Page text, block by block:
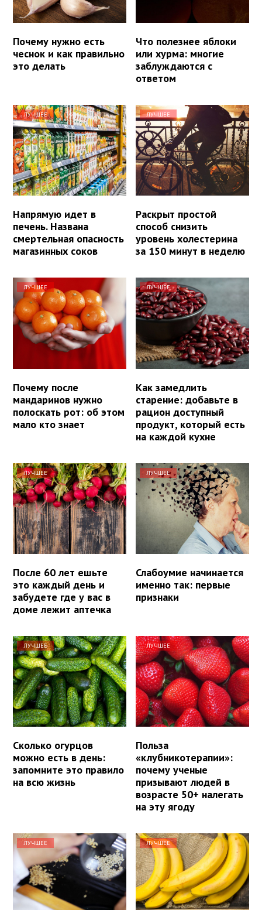
Почему нужно есть
чеснок и как правильно
это делать
Что полезнее яблоки
или хурма: многие
заблуждаются с
ответом
ЛУЧШЕЕ
Напрямую идет в
печень. Названа
смертельная опасность
магазинных соков
ЛУЧШЕЕ
Раскрыт простой
способ снизить
уровень холестерина
за 150 минут в неделю
ЛУЧШЕЕ
Почему после
мандаринов нужно
полоскать рот: об этом
мало кто знает
ЛУЧШЕЕ
Как замедлить
старение: добавьте в
рацион доступный
продукт, который есть
на каждой кухне
ЛУЧШЕЕ
После 60 лет ешьте
это каждый день и
забудете где у вас в
доме лежит аптечка
ЛУЧШЕЕ
Слабоумие начинается
именно так: первые
признаки
ЛУЧШЕЕ
Сколько огурцов
можно есть в день:
запомните это правило
на всю жизнь
ЛУЧШЕЕ
Польза
«клубникотерапии»:
почему ученые
призывают людей в
возрасте 50+ налегать
на эту ягоду
ЛУЧШЕЕ ЛУЧШЕЕ